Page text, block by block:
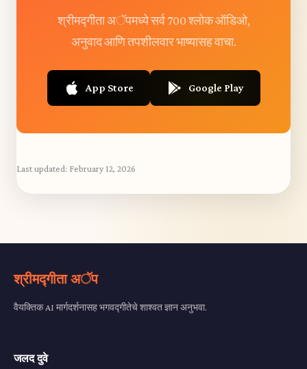
श्रीमद्गीता अॅपमध्ये सर्व 700 श्लोक ऑडिओ,
अनुवाद आणि तपशीलवार भाष्यासह वाचा.
App Store Google Play
Last updated: February 12, 2026
श्रीमद्गीता अॅप
वैयक्तिक AI मार्गदर्शनासह भगवद्गीतेचे शाश्वत ज्ञान अनुभवा.
जलद दुवे